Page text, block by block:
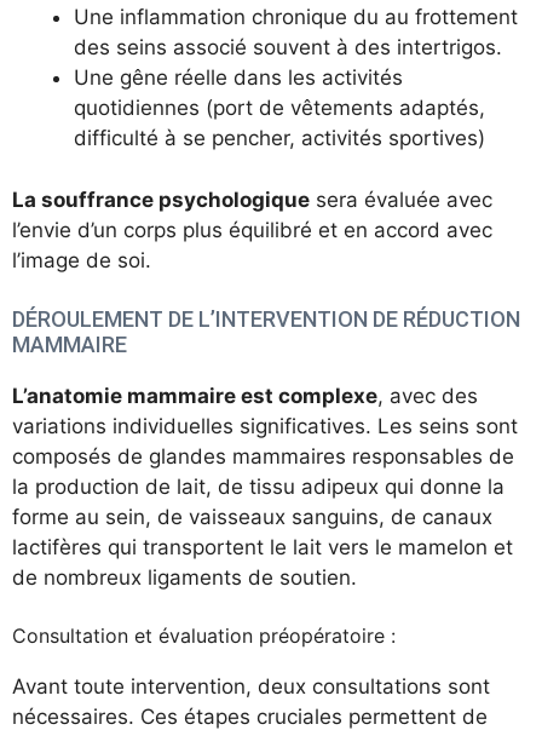
Une inflammation chronique du au frottement
des seins associé souvent à des intertrigos.
Une gêne réelle dans les activités
quotidiennes (port de vêtements adaptés,
difficulté à se pencher, activités sportives)
La souffrance psychologique sera évaluée avec
l’envie d’un corps plus équilibré et en accord avec
l’image de soi.
DÉROULEMENT DE L’INTERVENTION DE RÉDUCTION
MAMMAIRE
L’anatomie mammaire est complexe, avec des
variations individuelles significatives. Les seins sont
composés de glandes mammaires responsables de
la production de lait, de tissu adipeux qui donne la
forme au sein, de vaisseaux sanguins, de canaux
lactifères qui transportent le lait vers le mamelon et
de nombreux ligaments de soutien.
Consultation et évaluation préopératoire :
Avant toute intervention, deux consultations sont
nécessaires. Ces étapes cruciales permettent de